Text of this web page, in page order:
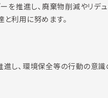
を推進し、廃棄物削減やリデュ
利用に努めます。
し、環境保全等の行動の意